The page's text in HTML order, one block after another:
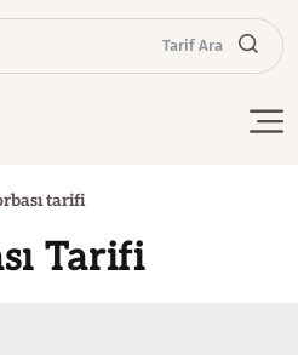
Tarif Ara
tarifi
Tarifi